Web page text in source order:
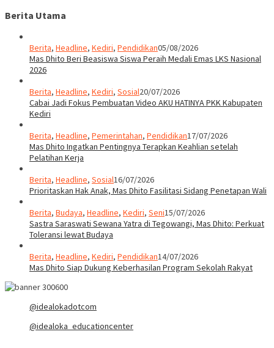
Berita Utama
Berita, Headline, Kediri, Pendidikan05/08/2026
Mas Dhito Beri Beasiswa Siswa Peraih Medali Emas LKS Nasional
2026
Berita, Headline, Kediri, Sosial20/07/2026
Cabai Jadi Fokus Pembuatan Video AKU HATINYA PKK Kabupaten
Kediri
Berita, Headline, Pemerintahan, Pendidikan17/07/2026
Mas Dhito Ingatkan Pentingnya Terapkan Keahlian setelah
Pelatihan Kerja
Berita, Headline, Sosial16/07/2026
Prioritaskan Hak Anak, Mas Dhito Fasilitasi Sidang Penetapan Wali
Berita, Budaya, Headline, Kediri, Seni15/07/2026
Sastra Saraswati Sewana Yatra di Tegowangi, Mas Dhito: Perkuat
Toleransi lewat Budaya
Berita, Headline, Kediri, Pendidikan14/07/2026
Mas Dhito Siap Dukung Keberhasilan Program Sekolah Rakyat
@idealokadotcom
@idealoka_educationcenter